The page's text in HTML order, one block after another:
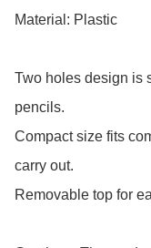
Material: Plastic
Two holes design is
pencils.
Compact size fits
carry out.
Removable top for